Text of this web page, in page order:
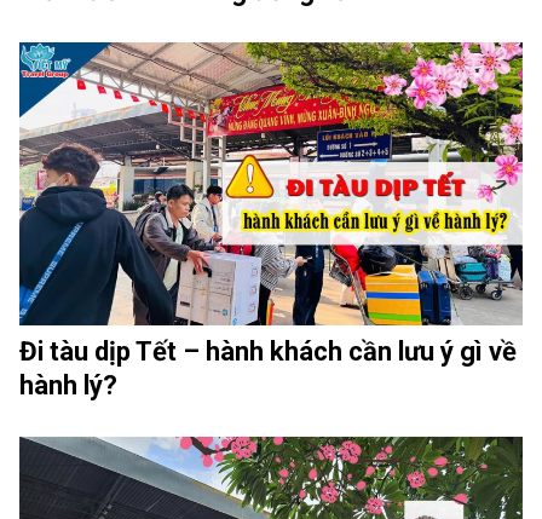
Đi tàu dịp Tết – hành khách cần lưu ý gì về
hành lý?